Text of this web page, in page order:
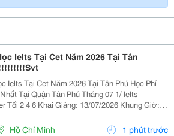
Ielts Tại Cet Năm 2026 Tại Tân
Ielts Tại Cet Năm 2026 Tại Tân Phú Học Phí
Tại Quận Tân Phú Tháng 07 1/ Ielts
Giảng: 13/07/2026 Khung Giờ:
Đãi 5% Khi Đăng Ký 2/ Ielts
Basic Tối 3 5 7 Khai...
Hồ Chí Minh 1 phút trước